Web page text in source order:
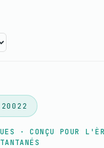
· CONÇU POUR